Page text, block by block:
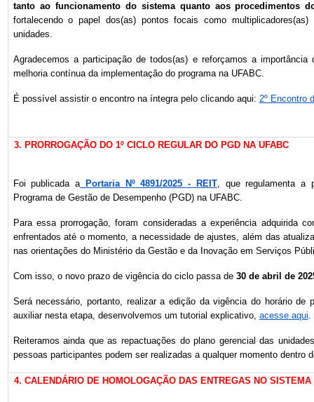
tanto ao funcionamento do sistema quanto aos procedimentos
fortalecendo o papel dos(as) pontos focais como
unidades.
Agradecemos a participação de todos(as) e reforçamos a
melhoria contínua da implementação do programa na UFABC.
É possível assistir o encontro na íntegra pelo clicando aqui: 2º Encontro
3. PRORROGAÇÃO DO 1º CICLO REGULAR DO PGD NA UFABC
Foi publicada a Portaria Nº 4891/2025 - REIT, que regulamenta a
Programa de Gestão de Desempenho (PGD) na UFABC.
Para essa prorrogação, foram consideradas a experiência adquirida
enfrentados até o momento, a necessidade de ajustes, além das
nas orientações do Ministério da Gestão e da Inovação em Serviços
Com isso, o novo prazo de vigência do ciclo passa de 30 de abril de
Será necessário, portanto, realizar a edição da vigência do horário de
auxiliar nesta etapa, desenvolvemos um tutorial explicativo, acesse aqui.
Reiteramos ainda que as repactuações do plano gerencial das
pessoas participantes podem ser realizadas a qualquer momento dentro
4. CALENDÁRIO DE HOMOLOGAÇÃO DAS ENTREGAS NO